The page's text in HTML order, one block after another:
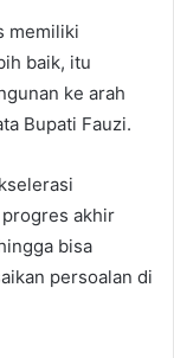
memiliki
baik, itu
ke arah
Bupati Fauzi.
akhir
bisa
persoalan di